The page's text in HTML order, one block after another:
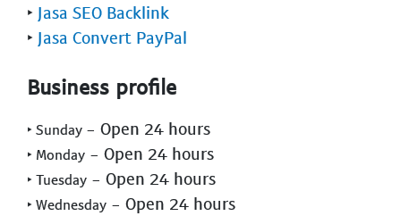
‣ Jasa SEO Backlink
‣ Jasa Convert PayPal
Business profile
‣ Sunday - Open 24 hours
‣ Monday - Open 24 hours
‣ Tuesday - Open 24 hours
‣ Wednesday - Open 24 hours